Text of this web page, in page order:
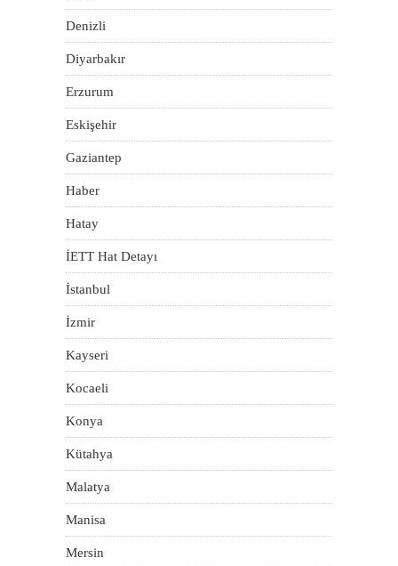
Denizli
Diyarbakır
Erzurum
Eskişehir
Gaziantep
Haber
Hatay
İETT Hat Detayı
İstanbul
İzmir
Kayseri
Kocaeli
Konya
Kütahya
Malatya
Manisa
Mersin